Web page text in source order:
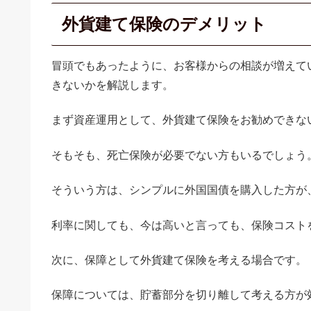
外貨建て保険のデメリット
冒頭でもあったように、お客様からの相談が増え
きないかを解説します。
まず資産運用として、外貨建て保険をお勧めでき
そもそも、死亡保険が必要でない方もいるでしょう
そういう方は、シンプルに外国国債を購入した方
利率に関しても、今は高いと言っても、保険コス
次に、保障として外貨建て保険を考える場合です。
保障については、貯蓄部分を切り離して考える方が